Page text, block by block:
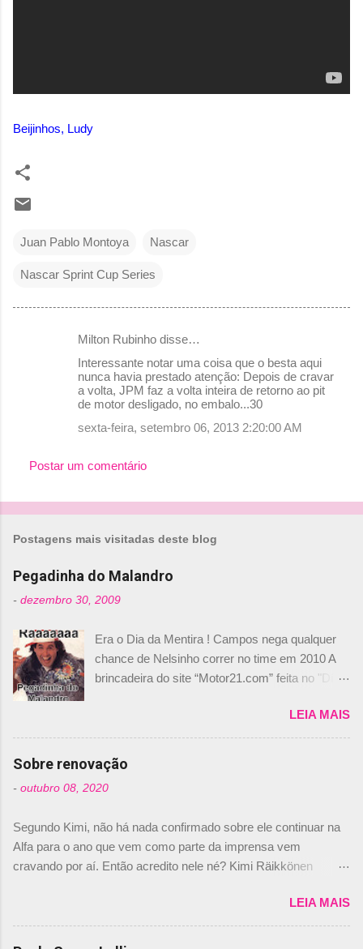
Beijinhos, Ludy
Juan Pablo Montoya Nascar
Nascar Sprint Cup Series
t
s
Milton Rubinho disse…
Interessante notar uma coisa que o besta aqui
nunca havia prestado atenção: Depois de cravar
a volta, JPM faz a volta inteira de retorno ao pit
de motor desligado, no embalo...30
sexta-feira, setembro 06, 2013 2:20:00 AM
Postar um comentário
Postagens mais visitadas deste blog
Pegadinha do Malandro
- dezembro 30, 2009
Era o Dia da Mentira ! Campos nega qualquer
chance de Nelsinho correr no time em 2010 A
brincadeira do site “Motor21.com” feita no "Día
de abril –, afirmando que Nelson Piquet havia
comprado 15% das ações da Campos, dando,
com isso, um lugar no time a Nelsinho Piquet,
foi esclarecida de uma vez por todas por
Daniele Audetto, diretor da escuderia. O
não será o companheiro de Bruno Senna em
2010. "Na verdade, nós recebemos uma oferta
de Piquet", admitiu Audetto. “Mas depois de ter
dois brasileiros”, explicou, dizendo ainda que
não tem nada contra o filho do tricampeão
LEIA MAIS
Sobre renovação
- outubro 08, 2020
Segundo Kimi, não há nada confirmado sobre ele continuar na
Alfa para o ano que vem como parte da imprensa vem
cravando por aí. Então acredito nele né? Kimi Räikkönen
truth but I’ve never had an option in my contract so that’s
should, pretty much, tell you that it’s not true." #Kimi7 #EifelGP
#AlfaRomeoRacing pic.twitter.com/77EDVn39Ia — Kimi
LEIA MAIS